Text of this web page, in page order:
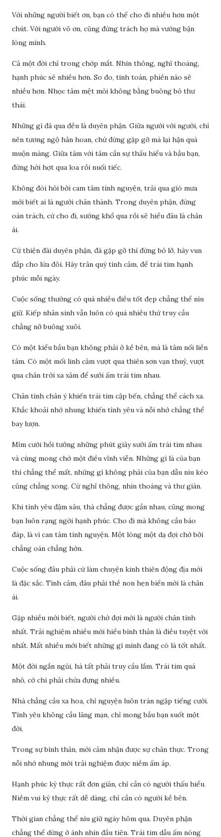
Với những người biết ơn, bạn có thể cho đi nhiều hơn một
chút. Với người vô ơn, cũng đừng trách họ mà vướng bận
lòng mình.
Cả một đời chỉ trong chớp mắt. Nhìn thông, nghĩ thoáng,
hạnh phúc sẽ nhiều hơn. So đo, tính toán, phiền não sẽ
nhiều hơn. Nhọc tâm mệt mỏi không bằng buông bỏ thư
thái.
Những gì đã qua đều là duyên phận. Giữa người với người, chỉ
nên tương ngộ hân hoan, chứ đừng gặp gỡ mà lại hận quá
muộn màng. Giữa tâm với tâm cần sự thấu hiểu và bầu bạn,
đừng hời hợt qua loa rồi nuối tiếc.
Không đòi hỏi bởi cam tâm tình nguyện, trải qua gió mưa
mới biết ai là người chân thành. Trong duyên phận, đừng
oán trách, cứ cho đi, sướng khổ qua rồi sẽ hiểu đâu là chân
ái.
Cứ thiện đãi duyên phận, đã gặp gỡ thì đừng bỏ lỡ, hãy vun
đắp cho lứa đôi. Hãy trân quý tình cảm, để trái tim hạnh
phúc mỗi ngày.
Cuộc sống thường có quá nhiều điều tốt đẹp chẳng thể níu
giữ. Kiếp nhân sinh vẫn luôn có quá nhiều thứ truy cầu
chẳng nỡ buông xuôi.
Có một kiểu bầu bạn không phải ở kề bên, mà là tâm nối liền
tâm. Có một mối linh cảm vượt qua thiên sơn vạn thuỷ, vượt
qua chân trời xa xăm để sưởi ấm trái tim nhau.
Chân tình chân ý khiến trái tim cập bến, chẳng thể cách xa.
Khắc khoải nhớ nhung khiến tình yêu và nỗi nhớ chẳng thể
bay lượn.
Mỉm cười hồi tưởng những phút giây sưởi ấm trái tim nhau
và cùng mong chờ một điều vĩnh viễn. Những gì là của bạn
thì chẳng thể mất, những gì không phải của bạn dẫu níu kéo
cũng chẳng xong. Cứ nghĩ thông, nhìn thoáng và thư giãn.
Khi tình yêu đậm sâu, thà chẳng được gần nhau, cũng mong
bạn luôn rạng ngời hạnh phúc. Cho đi mà không cầu báo
đáp, là vì can tâm tình nguyện. Một lòng một dạ đợi chờ bởi
chẳng oán chẳng hờn.
Cuộc sống đâu phải cứ làm chuyện kinh thiên động địa mới
là đặc sắc. Tình cảm, đâu phải thề non hẹn biển mới là chân
ái.
Gặp nhiều mới biết, người chờ đợi mới là người chân tình
nhất. Trải nghiệm nhiều mới hiểu bình thản là điều tuyệt vời
nhất. Mất nhiều mới biết những gì mình đang có là tốt nhất.
Một đời ngắn ngủi, hà tất phải truy cầu lắm. Trái tim quá
nhỏ, cớ chi phải chứa đựng nhiều.
Nhà chẳng cầu xa hoa, chỉ nguyện luôn tràn ngập tiếng cười.
Tình yêu không cầu lãng mạn, chỉ mong bầu bạn suốt một
đời.
Trong sự bình thản, mới cảm nhận được sự chân thực. Trong
nỗi nhớ nhung mới trải nghiệm được niềm ấm áp.
Hạnh phúc kỳ thực rất đơn giản, chỉ cần có người thấu hiểu.
Niềm vui kỳ thực rất dễ dàng, chỉ cần có người kề bên.
Thời gian chẳng thể níu giữ ngày hôm qua. Duyên phận
chẳng thể dừng ở ánh nhìn đầu tiên. Trái tim dẫu ấm nóng